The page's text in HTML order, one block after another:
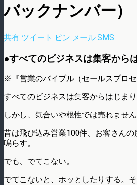
バックナンバー）
共有 ツイート ピン メール SMS
●すべてのビジネスは集客から
※『営業のバイブル（セールスプロセ
すべてのビジネスは集客からはじまり
しかし、気合いや根性では売れません
昔は飛び込み営業100件、お客さんの
鳴らす。
でも、でてこない。
でてこないと、ホッとしたりする。